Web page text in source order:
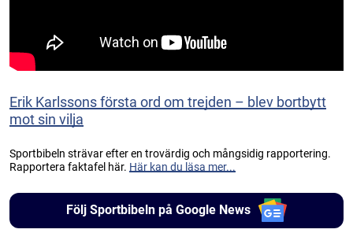
Erik Karlssons första ord om trejden – blev bortbytt
mot sin vilja
Sportbibeln strävar efter en trovärdig och mångsidig rapportering.
Rapportera faktafel här. Här kan du läsa mer...
Följ Sportbibeln på Google News